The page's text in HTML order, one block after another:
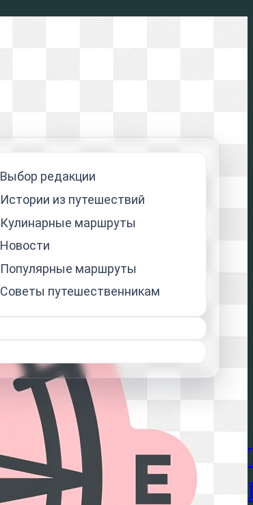
Выбор редакции
Истории из путешествий
Кулинарные маршруты
Новости
Популярные маршруты
Советы путешественникам